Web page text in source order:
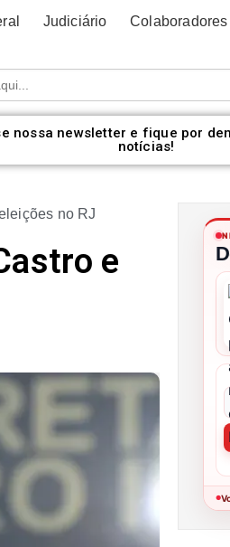
Judiciário Colaboradores
nossa newsletter e fique por
notícias!
no RJ
e
●